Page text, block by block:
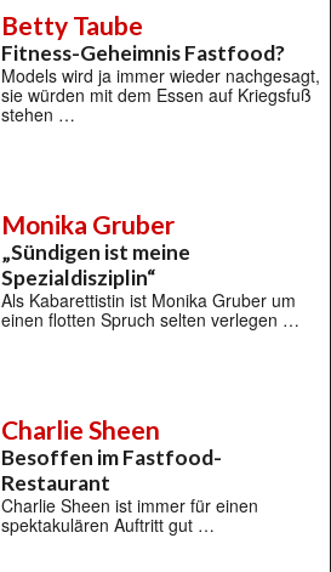
Betty Taube
Fitness-Geheimnis Fastfood?
Models wird ja immer wieder nachgesagt,
sie würden mit dem Essen auf Kriegsfuß
stehen …
Monika Gruber
„Sündigen ist meine
Spezialdisziplin“
Als Kabarettistin ist Monika Gruber um
einen flotten Spruch selten verlegen …
Charlie Sheen
Besoffen im Fastfood-
Restaurant
Charlie Sheen ist immer für einen
spektakulären Auftritt gut …